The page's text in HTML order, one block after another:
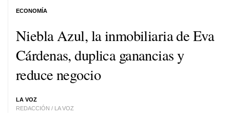
Niebla Azul, la inmobiliaria de Eva
Cárdenas, duplica ganancias y
reduce negocio
LA VOZ
REDACCIÓN / LA VOZ
ECONOMÍA